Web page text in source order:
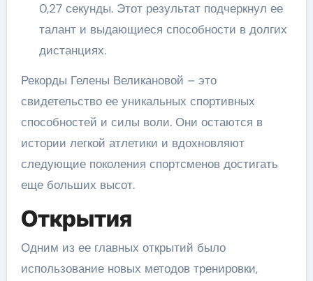
0,27 секунды. Этот результат подчеркнул ее
талант и выдающиеся способности в долгих
дистанциях.
Рекорды Гелены Великановой – это
свидетельство ее уникальных спортивных
способностей и силы воли. Они остаются в
истории легкой атлетики и вдохновляют
следующие поколения спортсменов достигать
еще больших высот.
Открытия
Одним из ее главных открытий было
использование новых методов тренировки,